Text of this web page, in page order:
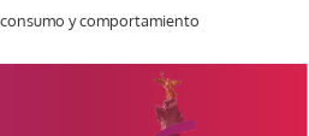
y comportamiento